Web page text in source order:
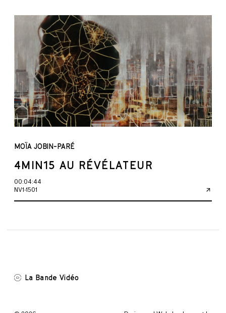
MOÏA JOBIN-PARÉ
4MIN15 AU RÉVÉLATEUR
00:04:44
NV1-1501
La Bande Vidéo